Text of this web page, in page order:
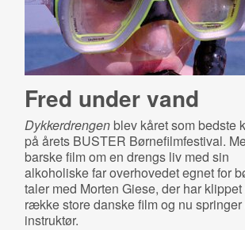
Fred under vand
Dykkerdrengenblev kåret som bedste
på årets BUSTER Børnefilmfestival.
barske film om en drengs liv med sin
alkoholiske far overhovedet egnet for
taler med Morten Giese, der har klippet
række store danske film og nu springer
instruktør.